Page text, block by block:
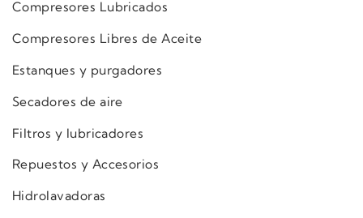
Compresores Lubricados
Compresores Libres de Aceite
Estanques y purgadores
Secadores de aire
Filtros y lubricadores
Repuestos y Accesorios
Hidrolavadoras